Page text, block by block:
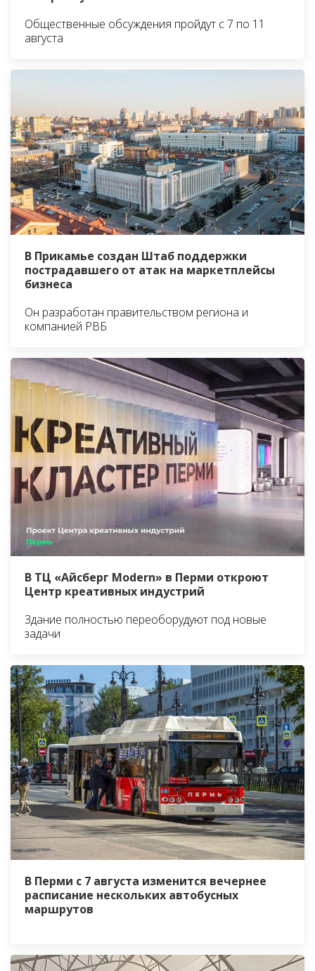
Общественные обсуждения пройдут с 7 по 11
августа
В Прикамье создан Штаб поддержки
пострадавшего от атак на маркетплейсы
бизнеса
Он разработан правительством региона и
компанией РВБ
В ТЦ «Айсберг Modern» в Перми откроют
Центр креативных индустрий
Здание полностью переоборудуют под новые
задачи
В Перми с 7 августа изменится вечернее
расписание нескольких автобусных
маршрутов